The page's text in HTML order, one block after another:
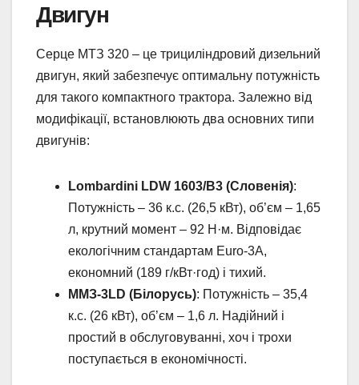
Двигун
Серце МТЗ 320 – це трициліндровий дизельний
двигун, який забезпечує оптимальну потужність
для такого компактного трактора. Залежно від
модифікації, встановлюють два основних типи
двигунів:
Lombardini LDW 1603/B3 (Словенія):
Потужність – 36 к.с. (26,5 кВт), об’єм – 1,65
л, крутний момент – 92 Н·м. Відповідає
екологічним стандартам Euro-3A,
економний (189 г/кВт·год) і тихий.
ММЗ-3LD (Білорусь): Потужність – 35,4
к.с. (26 кВт), об’єм – 1,6 л. Надійний і
простий в обслуговуванні, хоч і трохи
поступається в економічності.